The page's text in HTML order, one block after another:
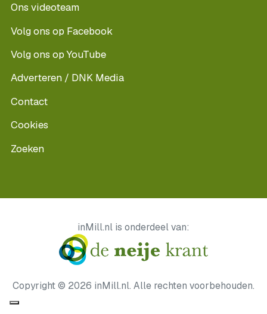
Ons videoteam
Volg ons op Facebook
Volg ons op YouTube
Adverteren / DNK Media
Contact
Cookies
Zoeken
inMill.nl is onderdeel van:
Copyright © 2026 inMill.nl. Alle rechten voorbehouden.